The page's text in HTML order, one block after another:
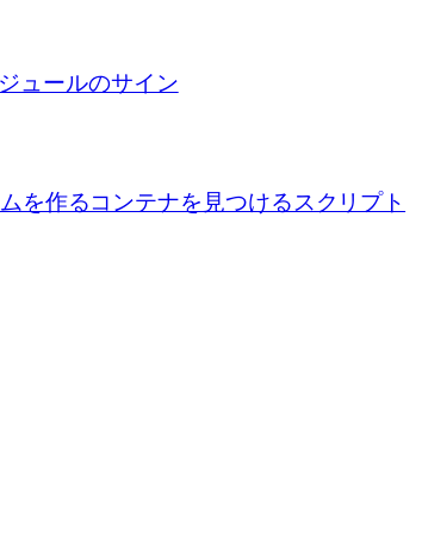
ュールのサイン
を作るコンテナを見つけるスクリプト